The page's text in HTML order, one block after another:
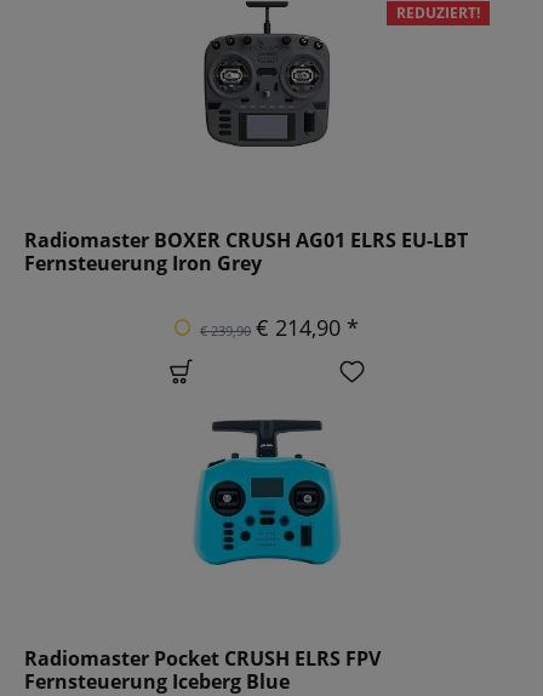
REDUZIERT!
Radiomaster BOXER CRUSH AG01 ELRS EU-LBT
Fernsteuerung Iron Grey
€ 239,90 € 214,90 *
Radiomaster Pocket CRUSH ELRS FPV
Fernsteuerung Iceberg Blue